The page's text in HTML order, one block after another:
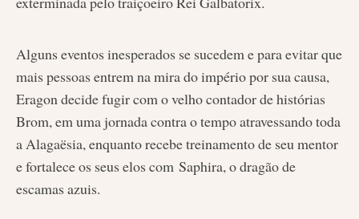
Alguns eventos inesperados se sucedem e para evitar que
mais pessoas entrem na mira do império por sua causa,
Eragon decide fugir com o velho contador de histórias
Brom, em uma jornada contra o tempo atravessando toda
a Alagaësia, enquanto recebe treinamento de seu mentor
e fortalece os seus elos com Saphira, o dragão de
escamas azuis.